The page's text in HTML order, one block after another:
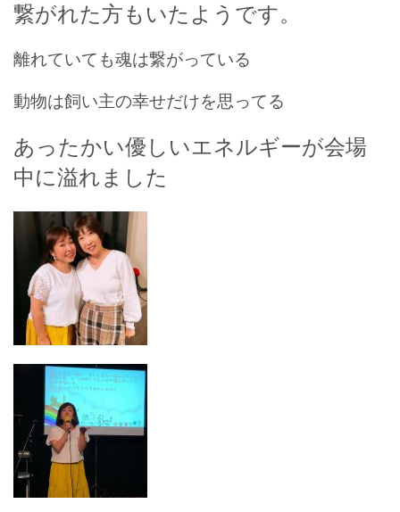
繋がれた方もいたようです。
離れていても魂は繋がっている
動物は飼い主の幸せだけを思ってる
あったかい優しいエネルギーが会場
中に溢れました